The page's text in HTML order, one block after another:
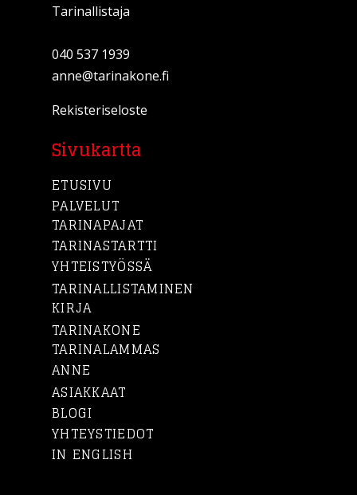
Tarinallistaja
040 537 1939
anne@tarinakone.fi
Rekisteriseloste
Sivukartta
ETUSIVU
PALVELUT
TARINAPAJAT
TARINASTARTTI
YHTEISTYÖSSÄ
TARINALLISTAMINEN
KIRJA
TARINAKONE
TARINALAMMAS
ANNE
ASIAKKAAT
BLOGI
YHTEYSTIEDOT
IN ENGLISH